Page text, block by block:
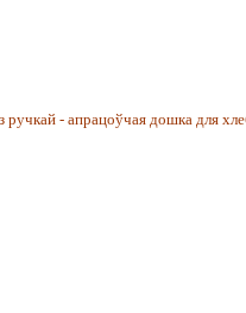
ручкай - апрацоўчая дошка для